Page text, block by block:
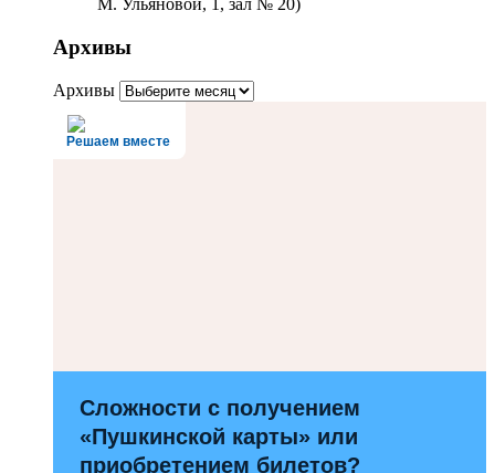
М. Ульяновой, 1, зал № 20)
Архивы
Архивы
Решаем вместе
Сложности с получением
«Пушкинской карты» или
приобретением билетов?